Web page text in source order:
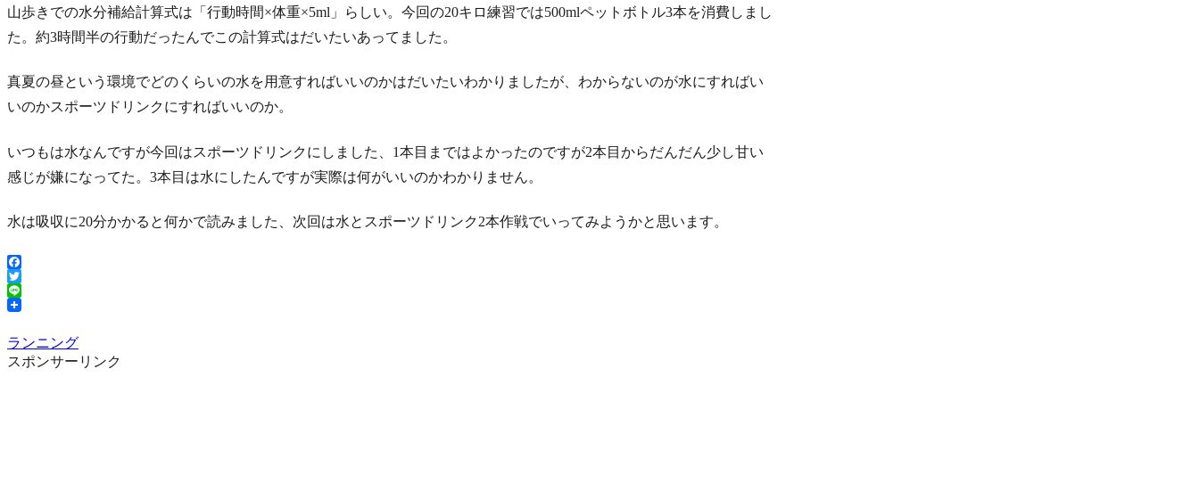
山歩きでの水分補給計算式は「行動時間×体重×5ml」らしい。今回の20キロ練習では500mlペットボトル3本を消費しまし
た。約3時間半の行動だったんでこの計算式はだいたいあってました。
真夏の昼という環境でどのくらいの水を用意すればいいのかはだいたいわかりましたが、わからないのが水にすればい
いのかスポーツドリンクにすればいいのか。
いつもは水なんですが今回はスポーツドリンクにしました、1本目まではよかったのですが2本目からだんだん少し甘い
感じが嫌になってた。3本目は水にしたんですが実際は何がいいのかわかりません。
水は吸収に20分かかると何かで読みました、次回は水とスポーツドリンク2本作戦でいってみようかと思います。
Facebook
Twitter
Line
ランニング
スポンサーリンク